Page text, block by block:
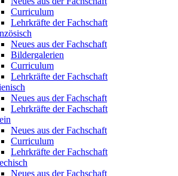
Curriculum
Lehrkräfte der Fachschaft
Neues aus der Fachschaft
Bildergalerien
Curriculum
Lehrkräfte der Fachschaft
Neues aus der Fachschaft
Lehrkräfte der Fachschaft
Neues aus der Fachschaft
Curriculum
Lehrkräfte der Fachschaft
Neues aus der Fachschaft